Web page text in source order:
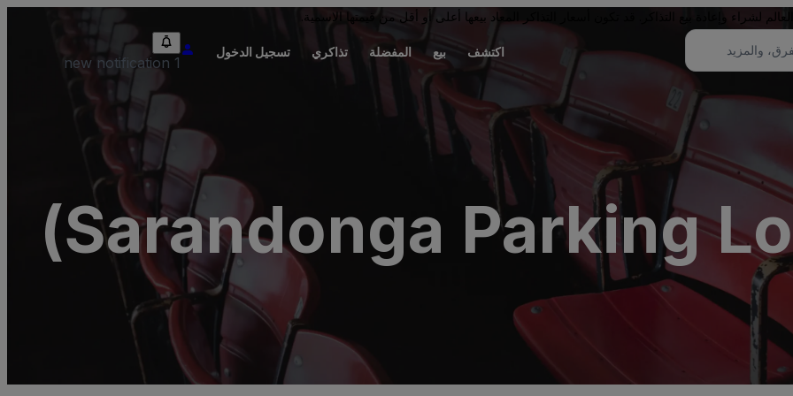
لشراء وإعادة بيع التذاكر. قد تكون أسعار التذاكر المعاد بيعها أعلى أو أقل من قيمتها الاسمية.
اكتشف بيع المفضلة تذاكري تسجيل الدخول
1 new notification
Sarandonga Parking